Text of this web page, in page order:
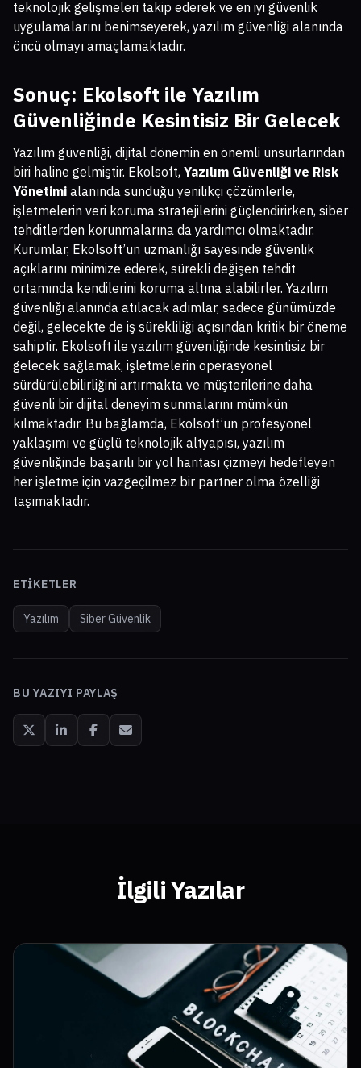
teknolojik gelişmeleri takip ederek ve en iyi güvenlik
uygulamalarını benimseyerek, yazılım güvenliği alanında
öncü olmayı amaçlamaktadır.
Sonuç: Ekolsoft ile Yazılım
Güvenliğinde Kesintisiz Bir Gelecek
Yazılım güvenliği, dijital dönemin en önemli unsurlarından
biri haline gelmiştir. Ekolsoft, Yazılım Güvenliği ve Risk
Yönetimi alanında sunduğu yenilikçi çözümlerle,
işletmelerin veri koruma stratejilerini güçlendirirken, siber
tehditlerden korunmalarına da yardımcı olmaktadır.
Kurumlar, Ekolsoft’un uzmanlığı sayesinde güvenlik
açıklarını minimize ederek, sürekli değişen tehdit
ortamında kendilerini koruma altına alabilirler. Yazılım
güvenliği alanında atılacak adımlar, sadece günümüzde
değil, gelecekte de iş sürekliliği açısından kritik bir öneme
sahiptir. Ekolsoft ile yazılım güvenliğinde kesintisiz bir
gelecek sağlamak, işletmelerin operasyonel
sürdürülebilirliğini artırmakta ve müşterilerine daha
güvenli bir dijital deneyim sunmalarını mümkün
kılmaktadır. Bu bağlamda, Ekolsoft’un profesyonel
yaklaşımı ve güçlü teknolojik altyapısı, yazılım
güvenliğinde başarılı bir yol haritası çizmeyi hedefleyen
her işletme için vazgeçilmez bir partner olma özelliği
taşımaktadır.
ETIKETLER
Yazılım Siber Güvenlik
BU YAZIYI PAYLAŞ
İlgili Yazılar